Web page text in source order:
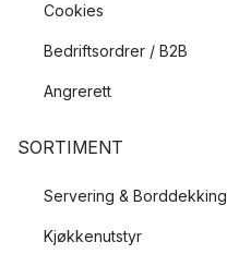
Cookies
Bedriftsordrer / B2B
Angrerett
SORTIMENT
Servering & Borddekking
Kjøkkenutstyr